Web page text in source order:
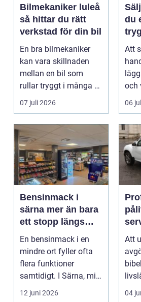
Bilmekaniker luleå
så hittar du rätt
verkstad för din bil
En bra bilmekaniker
kan vara skillnaden
mellan en bil som
rullar tryggt i många år
och återkommande ...
07 juli 2026
Sälja
du
Att
och
p...
06
Bensinmack i
särna mer än bara
ett stopp längs
vägen
En bensinmack i en
mindre ort fyller ofta
flera funktioner
samtidigt. I Särna, mitt
i norra Dalarna,...
12 juni 2026
Att
04